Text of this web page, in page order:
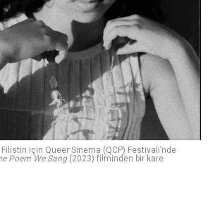
Filistin için Queer Sinema (QCP) Festivali’nde
Poem We Sang(2023) filminden bir kare